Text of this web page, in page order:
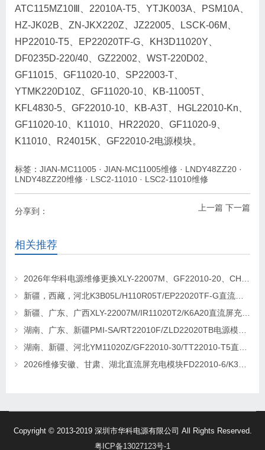
ATC115MZ10Ⅲ、22010A-T5、YTJK003A、PSM10A、
HZ-JK02B、ZN-JKX220Z、JZ22005、LSCK-06M、
HP22010-T5、EP22020TF-G、KH3D11020Y、
DF0235D-220/40、GZ22002、WST-220D02、
GF11015、GF11020-10、SP22003-T、
YTMK220D10Z、GF11020-10、KB-11005T、
KFL4830-5、GF22010-10、KB-A3T、HGL22010-Kn、
GF11020-10、K11010、HR22020、GF11020-9、
K11010、R24015K、GF22010-2电源模块。
标签： JIAN-MC11005 · JIAN-MC11005维修 · LNDY48ZZ20 ·
LNDY48ZZ20维修 · LSC2-11010 · LSC2-11010维修
上一篇 下一篇
分享到：
相关推荐
2026年华科电源维修更换XLY-22007M、GF22010-20、CHR-22020直流屏充电模块
新疆，西藏，河北K3B05L/H110R05T/EP22020TF-G直流屏充电模块维修更换
新疆、广东、广西XLY-22007M/IR11020T2/K6A20直流屏充电模块维修更换
湖南、广东、新疆PMI-SA/RT22010F/ZLD22020TB电源模块维修更换
湖南、新疆、河北YM11020Z/GF22010-30/TT22010-T5直流屏充电模块维修更换
2026维修安徽、甘肃、湖北直流屏充电模块FD22010-6/K3B20L/GF22010-10
Copyright © 2013-2019 深圳市华科电源有限公司 All Rights Reserved.
粤ICP备13027123号-1